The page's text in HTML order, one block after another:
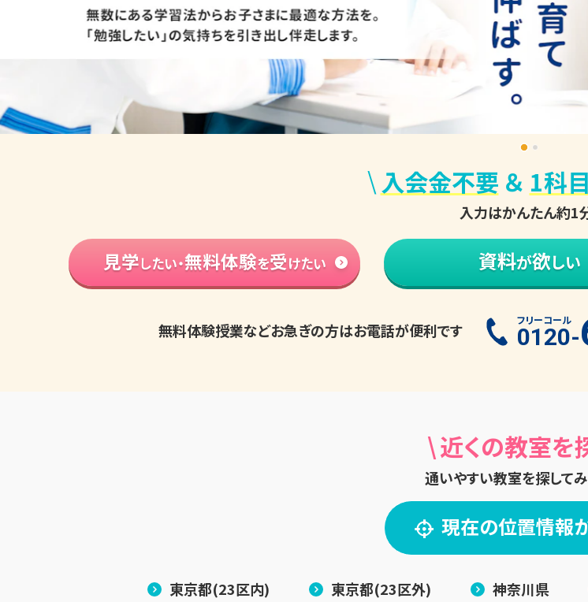
\ 入会金不要 ＆ 1科
入力はかんたん約1
見学したい・無料体験を受けたい 資料が欲しい
無料体験授業などお急ぎの方はお電話が便利です
フリーコール
0120-
\近くの教室を
通いやすい教室を探してみ
現在の位置情報
東京都(23区内) 東京都(23区外) 神奈川県